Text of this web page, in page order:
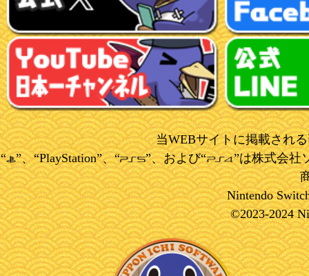
当WEBサイトに掲載され
“
”、“PlayStation”、“ ”、および“
”は株式会社
Nintendo
©2023-2024